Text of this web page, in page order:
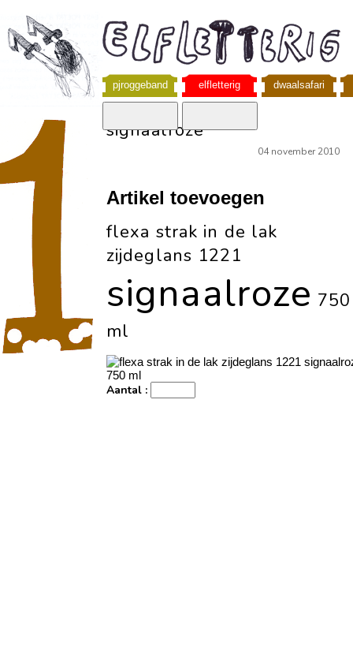
pjroggeband elfletterig dwaalsafari
signaalroze
04 november 2010
Artikel toevoegen
flexa strak in de lak
zijdeglans 1221
signaalroze 750
ml
Aantal :